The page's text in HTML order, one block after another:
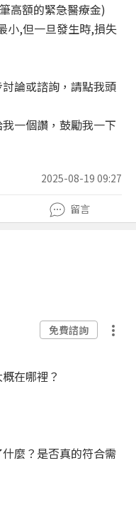
高額的緊急醫療金)
小,但一旦發生時,損失
論或諮詢，請點我頭
一個讚，鼓勵我一下
2025-08-19 09:27
留言
免費諮詢
在哪裡？
麼？是否真的符合需